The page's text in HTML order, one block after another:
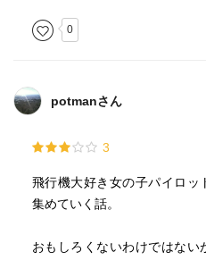
0
potmanさん
3
飛行機大好き女の子パイロッ
集めていく話。
おもしろくないわけではな